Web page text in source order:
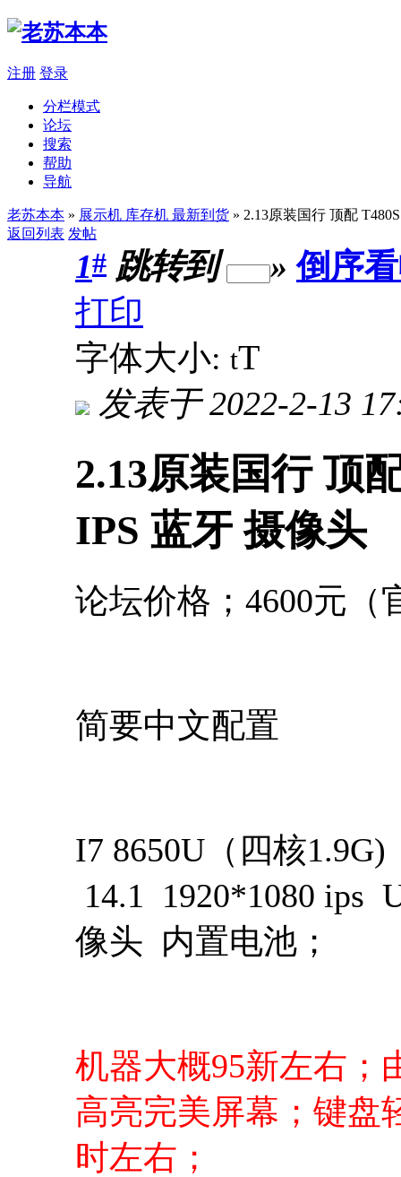
注册 登录
分栏模式
论坛
搜索
帮助
导航
老苏本本 » 展示机 库存机 最新到货 » 2.13原装国行 顶配
返回列表 发帖
1# 跳转到 » 倒序
打印
字体大小: tT
发表于 2022-2-13
2.13原装国行 顶
IPS 蓝牙 摄像头
论坛价格；4600元（
简要中文配置
I7 8650U（四核
14.1 1920*1080
像头 内置电池；
机器大概95新左右；
高亮完美屏幕；键盘
时左右；